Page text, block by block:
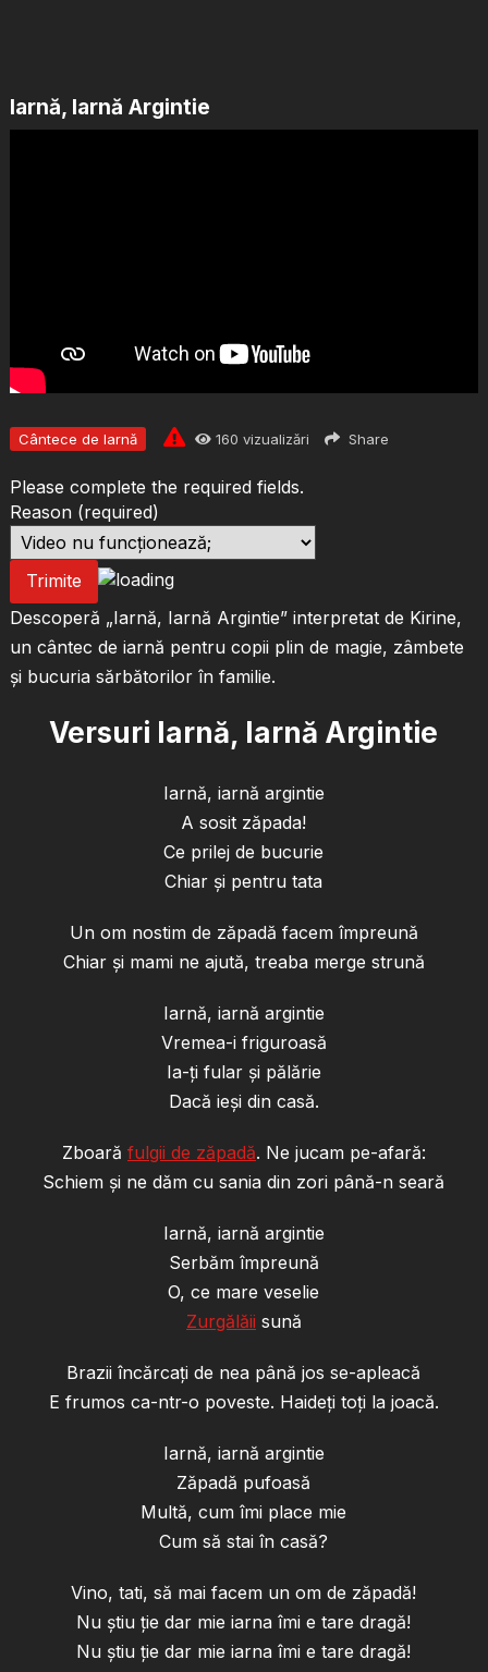
Iarnă, Iarnă Argintie
Cântece de Iarnă 160 vizualizări Share
Please complete the required fields.
Reason (required)
Trimite
Descoperă „Iarnă, Iarnă Argintie” interpretat de Kirine,
un cântec de iarnă pentru copii plin de magie, zâmbete
și bucuria sărbătorilor în familie.
Versuri Iarnă, Iarnă Argintie
Iarnă, iarnă argintie
A sosit zăpada!
Ce prilej de bucurie
Chiar și pentru tata
Un om nostim de zăpadă facem împreună
Chiar și mami ne ajută, treaba merge strună
Iarnă, iarnă argintie
Vremea-i friguroasă
Ia-ți fular și pălărie
Dacă ieși din casă.
Zboară fulgii de zăpadă. Ne jucam pe-afară:
Schiem și ne dăm cu sania din zori până-n seară
Iarnă, iarnă argintie
Serbăm împreună
O, ce mare veselie
Zurgălăii sună
Brazii încărcați de nea până jos se-apleacă
E frumos ca-ntr-o poveste. Haideți toți la joacă.
Iarnă, iarnă argintie
Zăpadă pufoasă
Multă, cum îmi place mie
Cum să stai în casă?
Vino, tati, să mai facem un om de zăpadă!
Nu știu ție dar mie iarna îmi e tare dragă!
Nu știu ție dar mie iarna îmi e tare dragă!